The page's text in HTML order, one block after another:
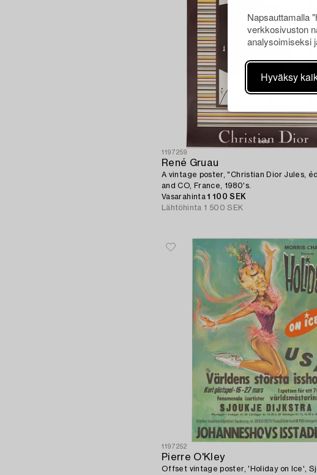
Napsauttamalla
verkkosivuston
analysoimiseksi
Hyväksy
1197259
René Gruau
A vintage poster, "Christian Dior Jules,
and CO, France, 1980's.
Vasarahinta1 100 SEK
Lähtöhinta 1 500 SEK
1197252
Pierre O'Kley
Offset vintage poster, 'Holiday on Ice',